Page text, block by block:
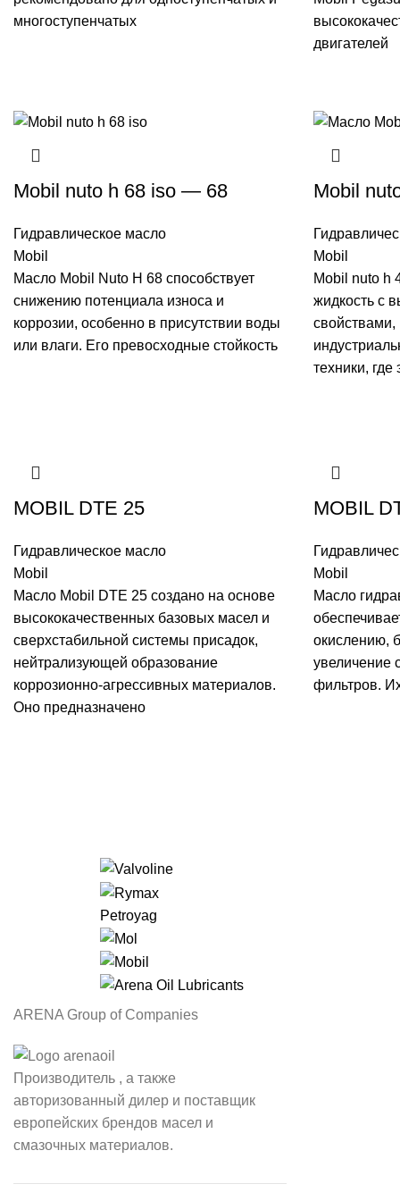
многоступенчатых
двигателей
Mobil nuto h 68 iso — 68
Гидравлическое масло
Mobil
Масло Mobil Nuto H 68 способствует
снижению потенциала износа и
коррозии, особенно в присутствии воды
или влаги. Его превосходные стойкость
Mobil
Mobil
Mobil nuto h
жидкость с
свойствами,
техники, где
MOBIL DTE 25
Гидравлическое масло
Mobil
Масло Mobil DTE 25 создано на основе
высококачественных базовых масел и
сверхстабильной системы присадок,
нейтрализующей образование
коррозионно-агрессивных материалов.
Оно предназначено
MOBIL
Mobil
Масло
окислению,
увеличение
фильтров.
Petroyag
ARENA Group of Companies
Производитель , а также
авторизованный дилер и поставщик
европейских брендов масел и
смазочных материалов.